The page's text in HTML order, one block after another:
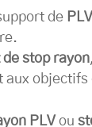
de
stop rayon
aux
PLV ou